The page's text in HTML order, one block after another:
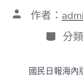
文 作者：
分
類
分
國民日報海內